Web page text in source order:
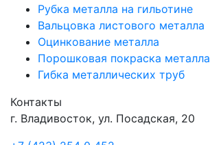
Рубка металла на гильотине
Вальцовка листового металла
Оцинкование металла
Порошковая покраска металла
Гибка металлических труб
Контакты
г. Владивосток, ул. Посадская, 20